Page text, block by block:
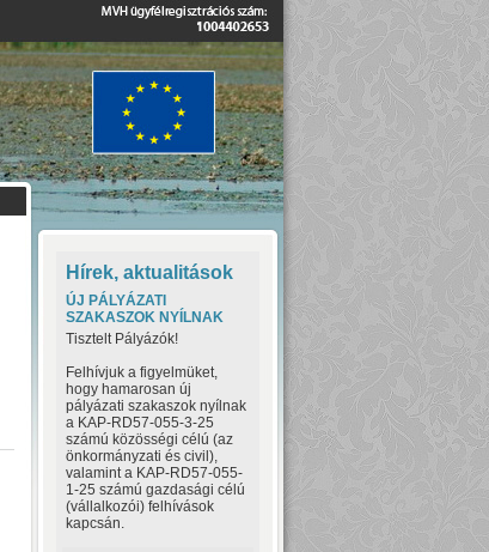
Hírek, aktualitások
ÚJ PÁLYÁZATI
SZAKASZOK NYÍLNAK
Tisztelt Pályázók!
Felhívjuk a figyelmüket,
hogy hamarosan új
pályázati szakaszok nyílnak
a KAP-RD57-055-3-25
számú közösségi célú (az
önkormányzati és civil),
valamint a KAP-RD57-055-
1-25 számú gazdasági célú
(vállalkozói) felhívások
kapcsán.